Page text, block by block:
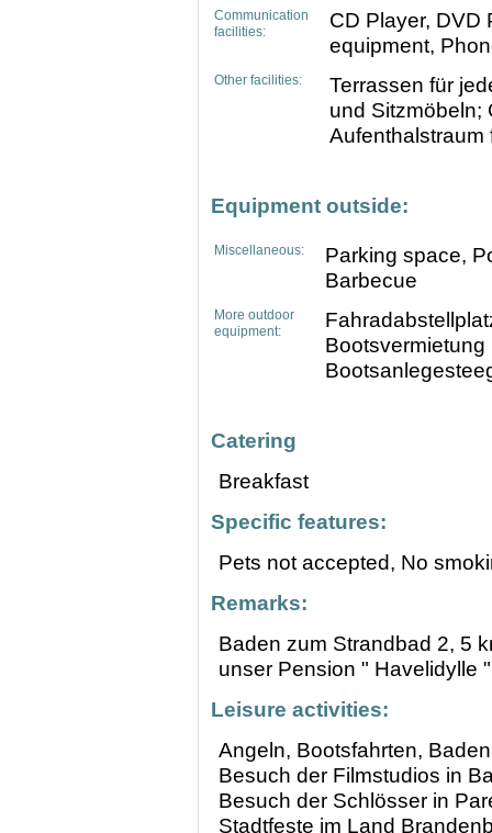
Communication
facilities:
CD Player, DVD
equipment,
Other facilities:
Terrassen für
und Sitzmöbeln;
Aufenthalstraum
Equipment outside:
Miscellaneous:
Parking space,
Barbecue
More outdoor
equipment:
Bootsvermietung
Catering
Breakfast
Specific features:
Pets not accepted, No
Remarks:
Baden zum Strandbad 2, 5
unser Pension " Havelidylle
Leisure activities:
Angeln, Bootsfahrten,
Besuch der Filmstudios in
Besuch der Schlösser in
Stadtfeste im Land